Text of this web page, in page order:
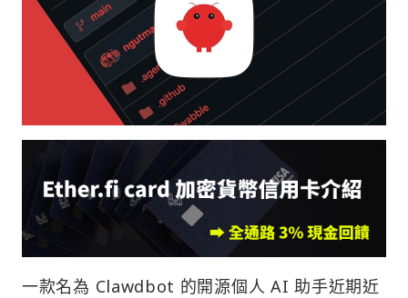
一款名為 Clawdbot 的開源個人 AI 助手近期近